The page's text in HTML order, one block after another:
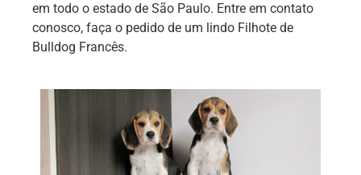
em todo o estado de São Paulo. Entre em contato
conosco, faça o pedido de um lindo Filhote de
Bulldog Francês.